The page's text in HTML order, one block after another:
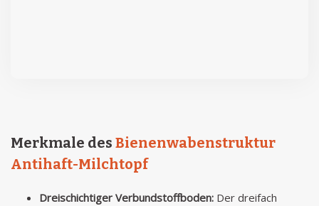
Merkmale des Bienenwabenstruktur
Antihaft-Milchtopf
Dreischichtiger Verbundstoffboden: Der dreifach